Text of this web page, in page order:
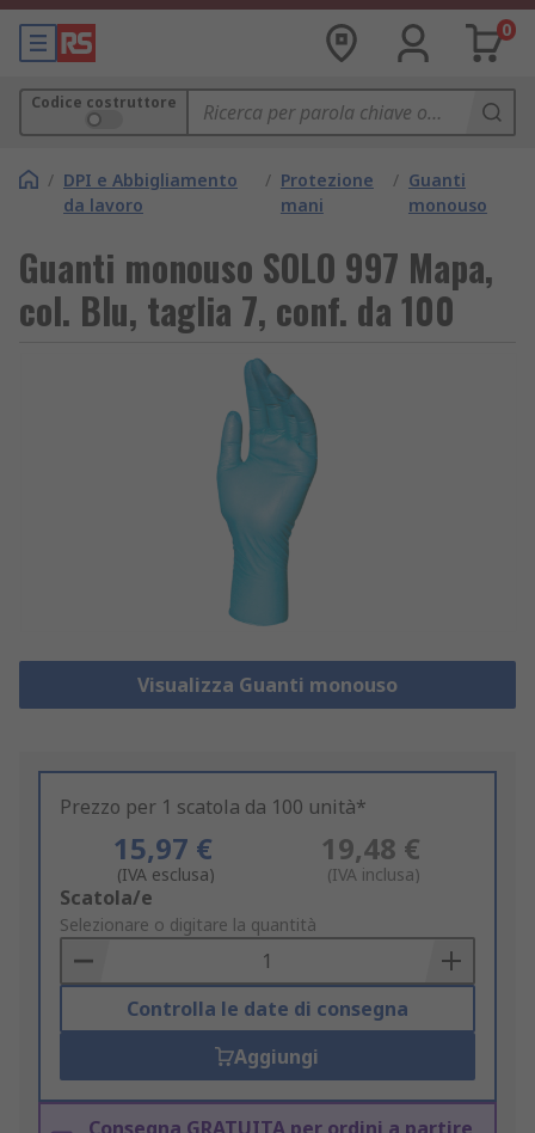
0
Codice costruttore
/ DPI e Abbigliamento
da lavoro
/ Protezione
mani
/ Guanti
monouso
Guanti monouso SOLO 997 Mapa,
col. Blu, taglia 7, conf. da 100
Visualizza Guanti monouso
Prezzo per 1 scatola da 100 unità*
15,97 €
(IVA esclusa)
19,48 €
(IVA inclusa)
Add
to
Basket
Scatola/e
Selezionare o digitare la quantità
Controlla le date di consegna
Aggiungi